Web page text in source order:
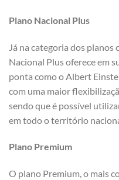
Plano Nacional Plus
Já na categoria dos
Nacional Plus oferece em
ponta como o Albert
com uma maior
sendo que é possível
em todo o território
Plano Premium
O plano Premium, o mais